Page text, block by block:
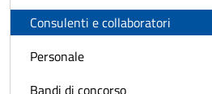
Consulenti e collaboratori
Personale
Bandi di concorso